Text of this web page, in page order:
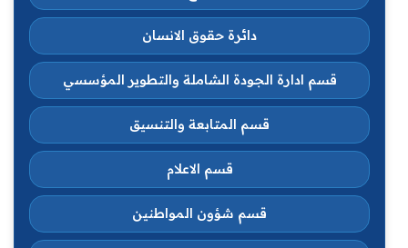
دائرة حقوق الانسان
قسم ادارة الجودة الشاملة والتطوير المؤسسي
قسم المتابعة والتنسيق
قسم الاعلام
قسم شؤون المواطنين